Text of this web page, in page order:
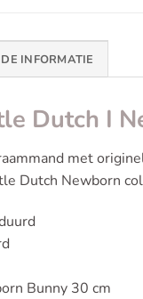
INFORMATIE
Dutch I
met
Dutch Newborn
Bunny 30 cm